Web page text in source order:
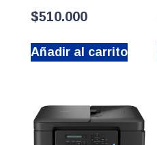
$510.000
Añadir al carrito